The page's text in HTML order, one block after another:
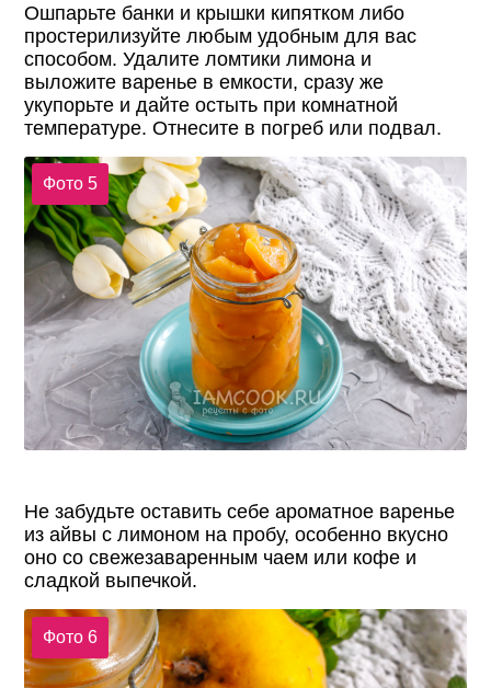
Ошпарьте банки и крышки кипятком либо
простерилизуйте любым удобным для вас
способом. Удалите ломтики лимона и
выложите варенье в емкости, сразу же
укупорьте и дайте остыть при комнатной
температуре. Отнесите в погреб или подвал.
Фото 5
Не забудьте оставить себе ароматное варенье
из айвы с лимоном на пробу, особенно вкусно
оно со свежезаваренным чаем или кофе и
сладкой выпечкой.
Фото 6